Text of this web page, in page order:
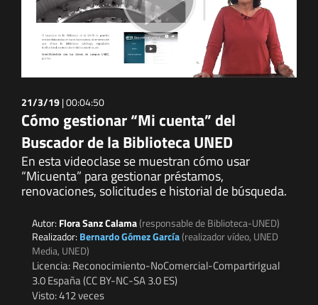
21/3/19|00:04:50
Cómo gestionar “Mi cuenta” del
Buscador de la Biblioteca UNED
En esta videoclase se muestran cómo usar
“Micuenta” para gestionar préstamos,
renovaciones, solicitudes e historial de búsqueda.
Autor: Flora Sanz Calama(responsable de Biblioteca-UNED)
Realizador: Bernardo Gómez García(realizador vídeo, UNED
Media, UNED)
Licencia: Reconocimiento-NoComercial-CompartirIgual
3.0 España (CC BY-NC-SA 3.0 ES)
Visto: 412 veces